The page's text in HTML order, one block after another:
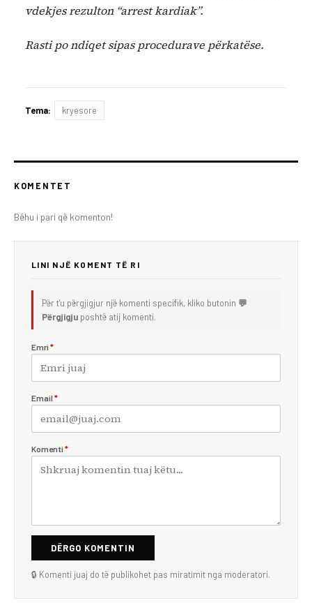
vdekjes rezulton “arrest kardiak”.
Rasti po ndiqet sipas procedurave përkatëse.
Tema: kryesore
KOMENTET
Bëhu i pari që komenton!
LINI NJË KOMENT TË RI
Për t'u përgjigjur një komenti specifik, kliko butonin 💬
Përgjigju poshtë atij komenti.
Emri *
Email *
Komenti *
DËRGO KOMENTIN
🔒 Komenti juaj do të publikohet pas miratimit nga moderatori.